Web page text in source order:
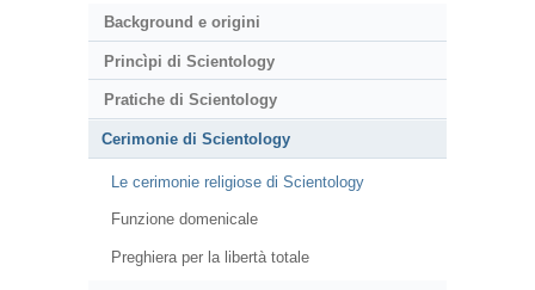
Background e origini
Princìpi di Scientology
Pratiche di Scientology
Cerimonie di Scientology
Le cerimonie religiose di Scientology
Funzione domenicale
Preghiera per la libertà totale